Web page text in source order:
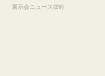
展示会ニュース(29)